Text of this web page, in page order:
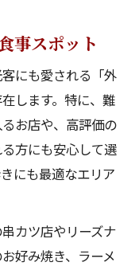
事スポット
にも愛される「外
します。特に、難
お店や、高評価の
方にも安心して選
にも最適なエリア
カツ店やリーズナ
好み焼き、ラーメ